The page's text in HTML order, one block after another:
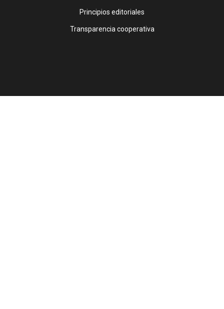
Principios editoriales
Transparencia cooperativa